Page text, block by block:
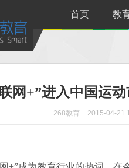
首页 教
网+”进入中国运
268教育 2015-04-21